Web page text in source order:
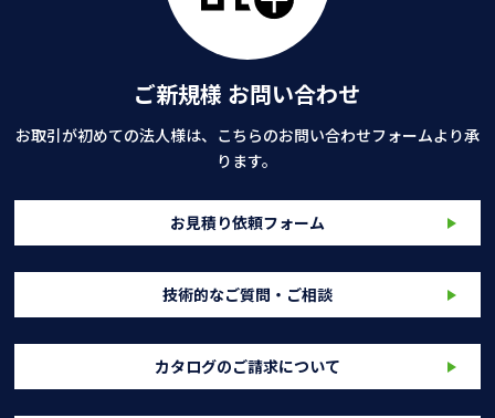
ご新規様 お問い合わせ
お取引が初めての法人様は、こちらのお問い合わせフォームより承
ります。
お見積り依頼フォーム
技術的なご質問・ご相談
カタログのご請求について